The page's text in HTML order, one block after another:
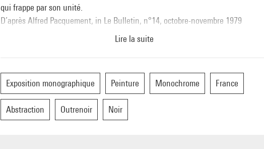
qui frappe par son unité.
D’après Alfred Pacquement, in Le Bulletin, n°14, octobre-novembre 1979
Lire la suite
Exposition monographique Peinture Monochrome France
Abstraction Outrenoir Noir